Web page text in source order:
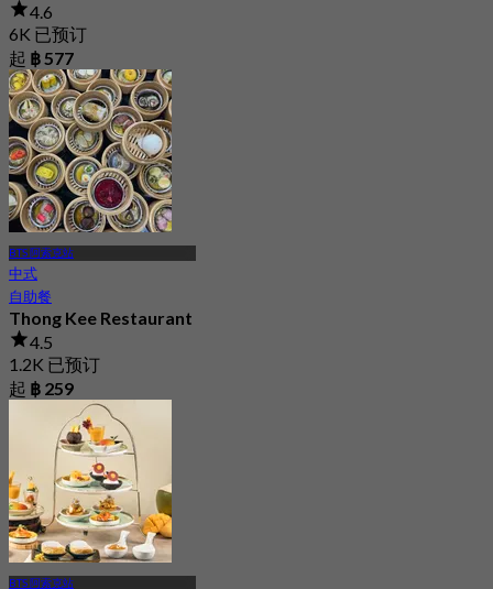
4.6
6K 已预订
起 ฿ 577
BTS 阿索克站
中式
自助餐
Thong Kee Restaurant
4.5
1.2K 已预订
起 ฿ 259
BTS 阿索克站